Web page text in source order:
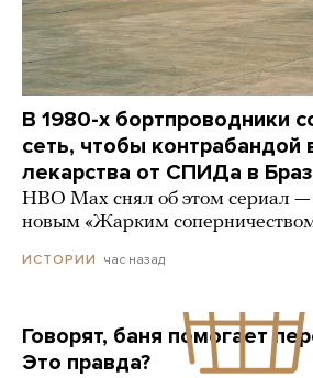
В 1980-х бортпроводники
сеть, чтобы контрабандой
лекарства от СПИДа в
HBO Max снял об этом сериал
новым «Жарким
ИСТОРИИ час назад
Говорят, баня помогает
Это правда?